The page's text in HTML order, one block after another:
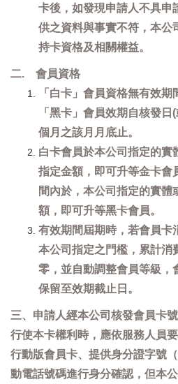
卡後，如發現申請人不具申
供之資料與事實不符，本公
持卡資格及相關權益。
二. 會員資格
「白卡」會員資格無有效
「黑卡」會員效期自核發
個月之該月月底止。
白卡會員於本公司指定的實
指定金額，即可升等金卡會
間內於，本公司指定的實體
額，即可升等黑卡會員。
有效期間屆期時，若會員卡
本公司指定之門檻，累計消
零，並自動調整會員等級，
保留至效期截止日。
三、申請人經本公司核發會員卡
行使本卡權利時，應依服務人員
行動版會員卡、提供身分證字號
動電話號碼進行身分確認，但本